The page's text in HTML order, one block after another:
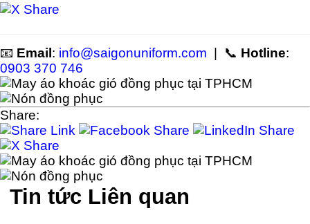
📧 Email : info@saigonuniform.com | 📞 Hotline:
0903 370 746
Share:
Tin tức Liên quan